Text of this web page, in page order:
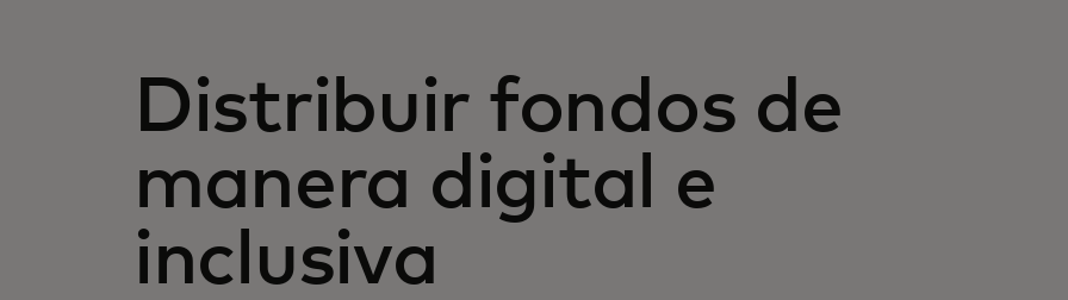
Distribuir fondos de
manera digital e
inclusiva